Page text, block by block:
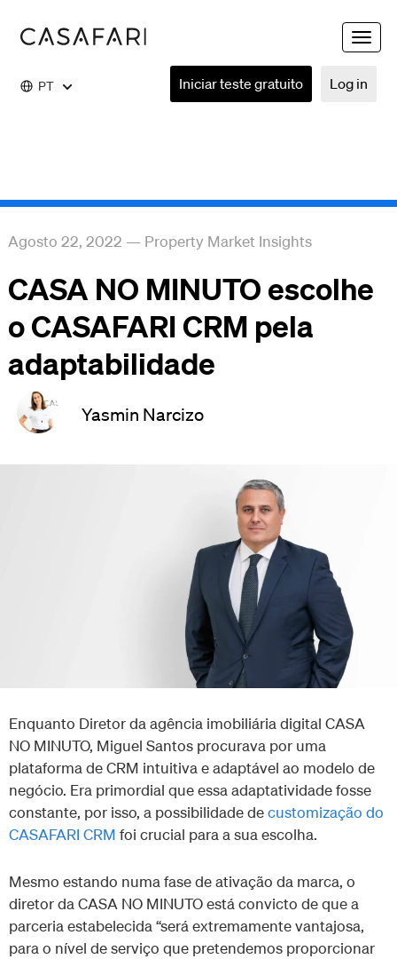
Toggle
PT Log in
Iniciar teste gratuito
Agosto 22, 2022 — Property Market Insights
CASA NO MINUTO escolhe
o CASAFARI CRM pela
adaptabilidade
Yasmin Narcizo
Enquanto Diretor da agência imobiliária digital CASA
NO MINUTO, Miguel Santos procurava por uma
plataforma de CRM intuitiva e adaptável ao modelo de
negócio. Era primordial que essa adaptatividade fosse
constante, por isso, a possibilidade decustomização do
CASAFARI CRM foi crucial para a sua escolha.
Mesmo estando numa fase de ativação da marca, o
diretor da CASA NO MINUTO está convicto de que a
parceria estabelecida “será extremamente vantajosa,
para o nível de serviço que pretendemos proporcionar